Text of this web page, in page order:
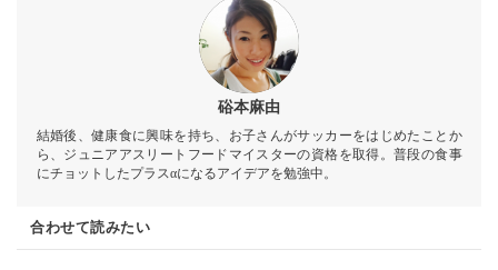
硲本麻由
結婚後、健康食に興味を持ち、お子さんがサッカーをはじめたことか
ら、ジュニアアスリートフードマイスターの資格を取得。普段の食事
にチョットしたプラスαになるアイデアを勉強中。
合わせて読みたい